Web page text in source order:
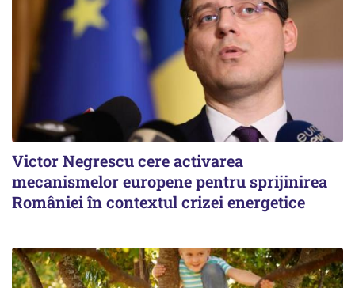
Victor Negrescu cere activarea
mecanismelor europene pentru sprijinirea
României în contextul crizei energetice